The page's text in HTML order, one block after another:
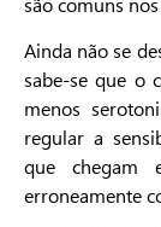
Ainda não se
sabe-se que o
menos
regular a
que chegam
erroneamente